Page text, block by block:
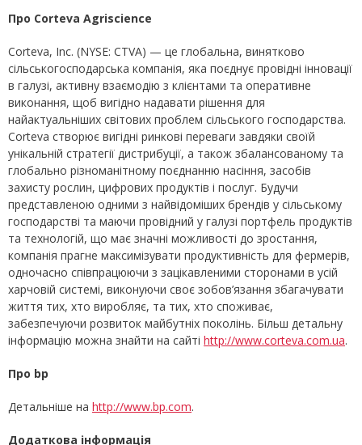
Про Corteva Agriscience
Corteva, Inc. (NYSE: CTVA) — це глобальна, винятково
сільськогосподарська компанія, яка поєднує провідні інновації
в галузі, активну взаємодію з клієнтами та оперативне
виконання, щоб вигідно надавати рішення для
найактуальніших світових проблем сільського господарства.
Corteva створює вигідні ринкові переваги завдяки своїй
унікальній стратегії дистрибуції, а також збалансованому та
глобально різноманітному поєднанню насіння, засобів
захисту рослин, цифрових продуктів і послуг. Будучи
представленою одними з найвідоміших брендів у сільському
господарстві та маючи провідний у галузі портфель продуктів
та технологій, що має значні можливості до зростання,
компанія прагне максимізувати продуктивність для фермерів,
одночасно співпрацюючи з зацікавленими сторонами в усій
харчовій системі, виконуючи своє зобов’язання збагачувати
життя тих, хто виробляє, та тих, хто споживає,
забезпечуючи розвиток майбутніх поколінь. Більш детальну
інформацію можна знайти на сайті http://www.corteva.com.ua.
Про bp
Детальніше на http://www.bp.com.
Додаткова інформація